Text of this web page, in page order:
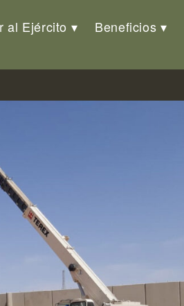
al Ejército Beneficios